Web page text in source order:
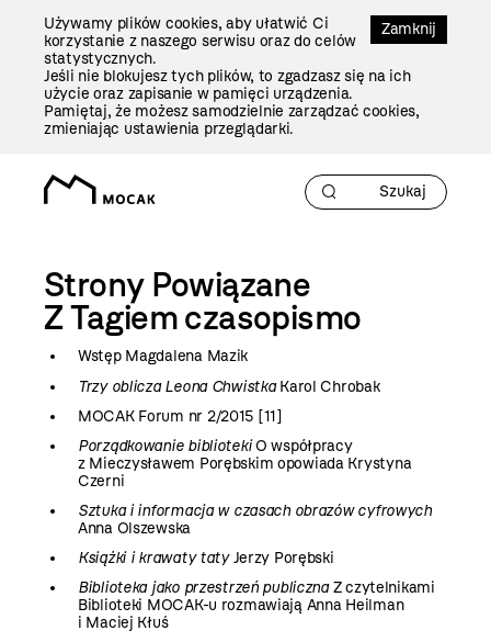
Zamknij
Używamy plików cookies, aby ułatwić Ci
korzystanie z naszego serwisu oraz do celów
statystycznych.
Jeśli nie blokujesz tych plików, to zgadzasz się na ich
użycie oraz zapisanie w pamięci urządzenia.
Pamiętaj, że możesz samodzielnie zarządzać cookies,
zmieniając ustawienia przeglądarki.
Strony Powiązane
Z Tagiemczasopismo
Wstęp Magdalena Mazik
Trzy oblicza Leona ChwistkaKarol Chrobak
MOCAK Forum nr 2/2015 [11]
Porządkowanie bibliotekiO współpracy
z Mieczysławem Porębskim opowiada Krystyna
Czerni
Sztuka i informacja w czasach obrazów cyfrowych
Anna Olszewska
Książki i krawaty tatyJerzy Porębski
Biblioteka jako przestrzeń publicznaZ czytelnikami
Biblioteki MOCAK-u rozmawiają Anna Heilman
i Maciej Kłuś